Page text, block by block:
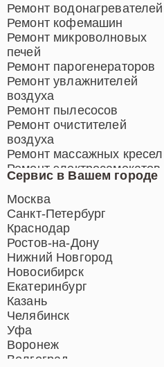
Сервис в Вашем городе
Москва
Санкт-Петербург
Краснодар
Ростов-на-Дону
Нижний Новгород
Новосибирск
Екатеринбург
Казань
Челябинск
Уфа
Воронеж
Волгоград
Ремонт водонагревателей
Ремонт кофемашин
Ремонт микроволновых
печей
Ремонт парогенераторов
Ремонт увлажнителей
воздуха
Ремонт пылесосов
Ремонт очистителей
воздуха
Ремонт массажных кресел
Ремонт электросамокатов
Ремонт индукционных плит
Ремонт роботов-пылесосов
Ремонт гладильных систем
Ремонт отпаривателей
Ремонт вертикальных
пылесосов